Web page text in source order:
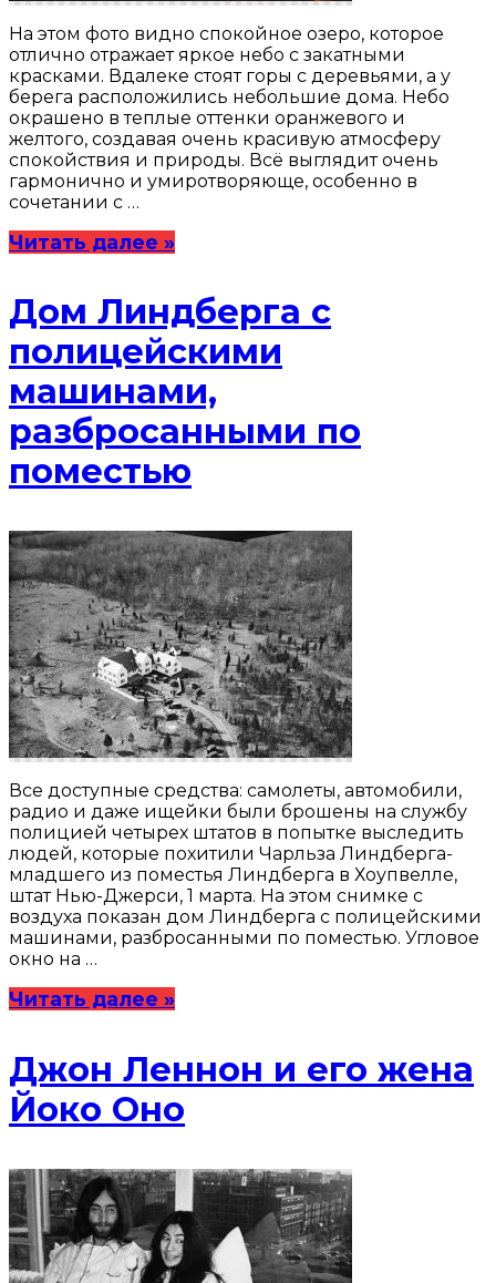
На этом фото видно спокойное озеро, которое
отлично отражает яркое небо с закатными
красками. Вдалеке стоят горы с деревьями, а у
берега расположились небольшие дома. Небо
окрашено в теплые оттенки оранжевого и
желтого, создавая очень красивую атмосферу
спокойствия и природы. Всё выглядит очень
гармонично и умиротворяюще, особенно в
сочетании с …
Читать далее »
Дом Линдберга с
полицейскими
машинами,
разбросанными по
поместью
Все доступные средства: самолеты, автомобили,
радио и даже ищейки были брошены на службу
полицией четырех штатов в попытке выследить
людей, которые похитили Чарльза Линдберга-
младшего из поместья Линдберга в Хоупвелле,
штат Нью-Джерси, 1 марта. На этом снимке с
воздуха показан дом Линдберга с полицейскими
машинами, разбросанными по поместью. Угловое
окно на …
Читать далее »
Джон Леннон и его жена
Йоко Оно